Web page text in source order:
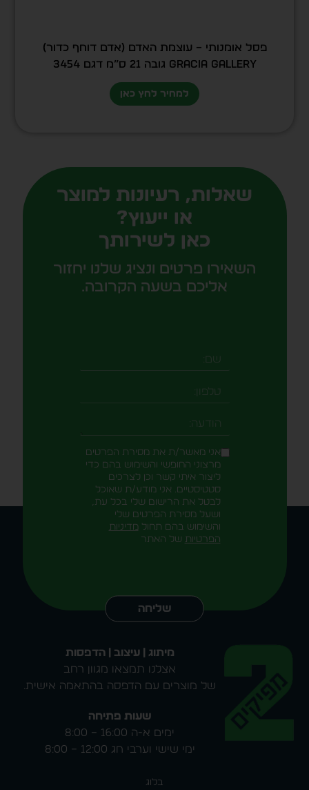
פסל אומנותי – עוצמת האדם (אדם דוחף כדור)
GRACIA GALLERY גובה 21 ס”מ דגם 3454
למחיר לחץ כאן
שאלות, רעיונות למוצר
או ייעוץ?
כאן לשירותך
השאירו פרטים ונציג שלנו יחזור
אליכם בשעה הקרובה.
שם
טלפון
הודעה
אני מאשר/ת את מסירת הפרטים
מרצוני החופשי והשימוש בהם כדי
ליצור איתי קשר וכן לצרכים
סטטיסטיים. אני מודע/ת שאוכל
לבטל את הרישום שלי בכל עת,
ושעל מסירת הפרטים שלי
והשימוש בהם תחול מדיניות
הפרטיות של האתר
שליחה
מיתוג | עיצוב | הדפסות
אצלנו תמצאו מגוון רחב
של מוצרים עם הדפסה בהתאמה אישית.
שעות פתיחה
ימים א-ה 16:00 – 8:00
ימי שישי וערבי חג 12:00 – 8:00
בלוג